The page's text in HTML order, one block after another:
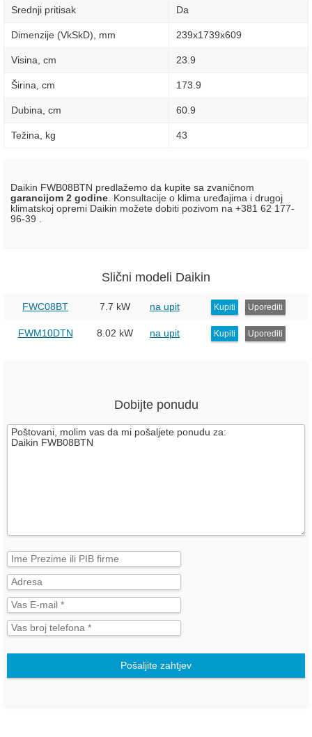
Srednji pritisak Da
Dimenzije (VkSkD), mm 239x1739x609
Visina, сm 23.9
Širina, сm 173.9
Dubina, сm 60.9
Težina, kg 43
Daikin FWB08BTN predlažemo da kupite sa zvaničnom
garancijom 2 godine . Konsultacije o klima uređajima i drugoj
klimatskoj opremi Daikin možete dobiti pozivom na +381 62 177-
96-39 .
Slični modeli Daikin
FWC08BT 7.7 kW na upit Kupiti Uporediti
FWM10DTN 8.02 kW na upit Kupiti Uporediti
Dobijte ponudu
Pošaljite zahtjev